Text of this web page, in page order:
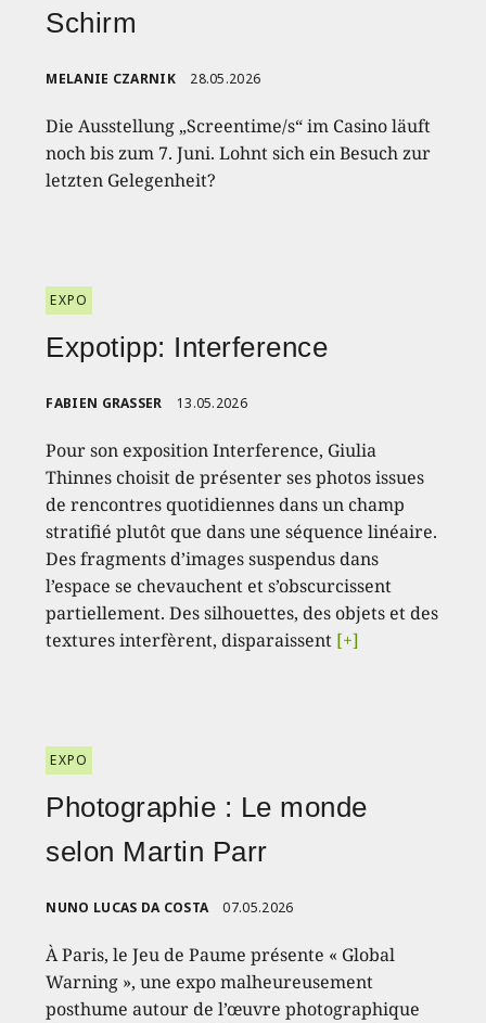
Schirm
MELANIE CZARNIK 28.05.2026
Die Ausstellung „Screentime/s“ im Casino läuft
noch bis zum 7. Juni. Lohnt sich ein Besuch zur
letzten Gelegenheit?
EXPO
Expotipp: Interference
FABIEN GRASSER 13.05.2026
Pour son exposition Interference, Giulia
Thinnes choisit de présenter ses photos issues
de rencontres quotidiennes dans un champ
stratifié plutôt que dans une séquence linéaire.
Des fragments d’images suspendus dans
l’espace se chevauchent et s’obscurcissent
partiellement. Des silhouettes, des objets et des
textures interfèrent, disparaissent [+]
EXPO
Photographie : Le monde
selon Martin Parr
NUNO LUCAS DA COSTA 07.05.2026
À Paris, le Jeu de Paume présente « Global
Warning », une expo malheureusement
posthume autour de l’œuvre photographique